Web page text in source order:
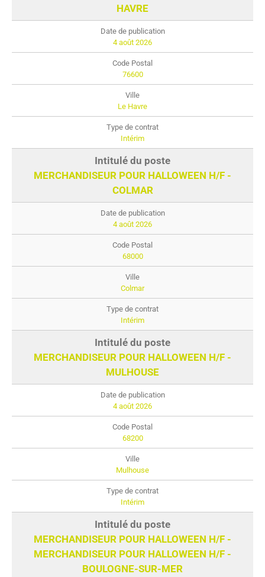
HAVRE
4 août 2026
76600
Le Havre
Intérim
MERCHANDISEUR POUR HALLOWEEN H/F -
COLMAR
4 août 2026
68000
Colmar
Intérim
MERCHANDISEUR POUR HALLOWEEN H/F -
MULHOUSE
4 août 2026
68200
Mulhouse
Intérim
MERCHANDISEUR POUR HALLOWEEN H/F -
MERCHANDISEUR POUR HALLOWEEN H/F -
BOULOGNE-SUR-MER